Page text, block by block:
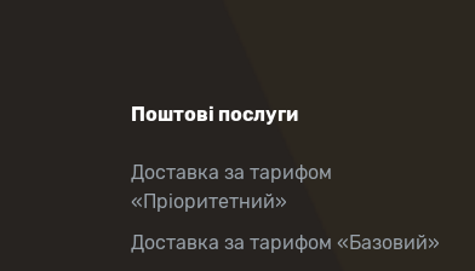
Поштові послуги
Доставка за тарифом
«Пріоритетний»
Доставка за тарифом «Базовий»